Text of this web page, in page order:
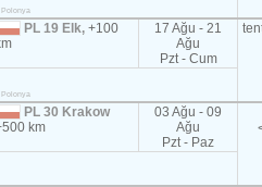
Polonya
PL 19 Elk,+100
17 Ağu - 21
Ağu
Pzt - Cum
Polonya
PL 30 Krakow
km
03 Ağu - 09
Ağu
Pzt - Paz